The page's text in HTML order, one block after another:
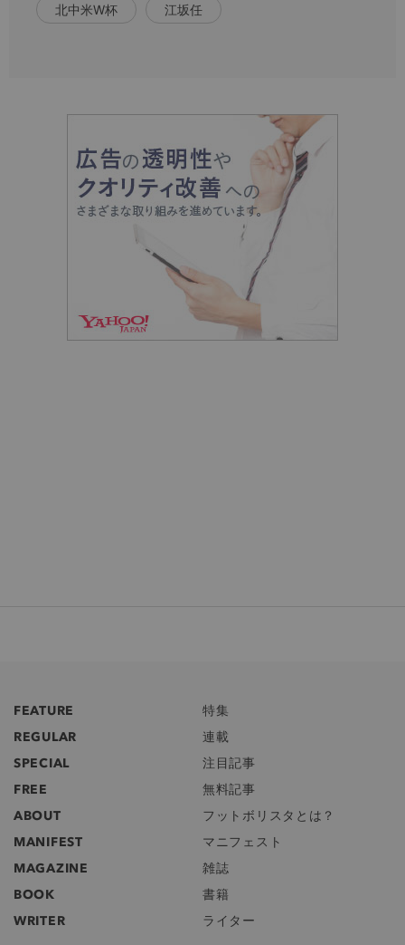
北中米W杯 江坂任
FEATURE
特集
REGULAR
連載
SPECIAL
注目記事
FREE
無料記事
ABOUT
フットボリスタとは？
MANIFEST
マニフェスト
MAGAZINE
雑誌
BOOK
書籍
WRITER
ライター